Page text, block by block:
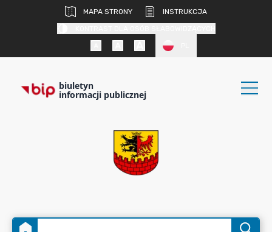
MAPA STRONY
INSTRUKCJA
biuletyn
informacji publicznej